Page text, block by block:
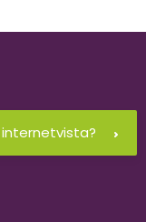
internetvista?